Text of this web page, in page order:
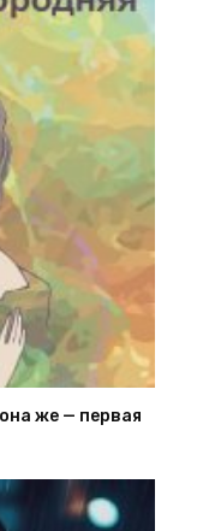
же — первая